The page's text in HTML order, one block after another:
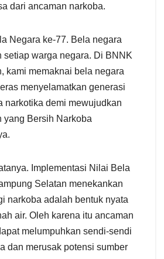
dari ancaman narkoba.
Negara ke-77. Bela negara
setiap warga negara. Di BNNK
kami memaknai bela negara
menyelamatkan generasi
narkotika demi mewujudkan
yang Bersih Narkoba
Implementasi Nilai Bela
Selatan menekankan
narkoba adalah bentuk nyata
air. Oleh karena itu ancaman
melumpuhkan sendi-sendi
dan merusak potensi sumber